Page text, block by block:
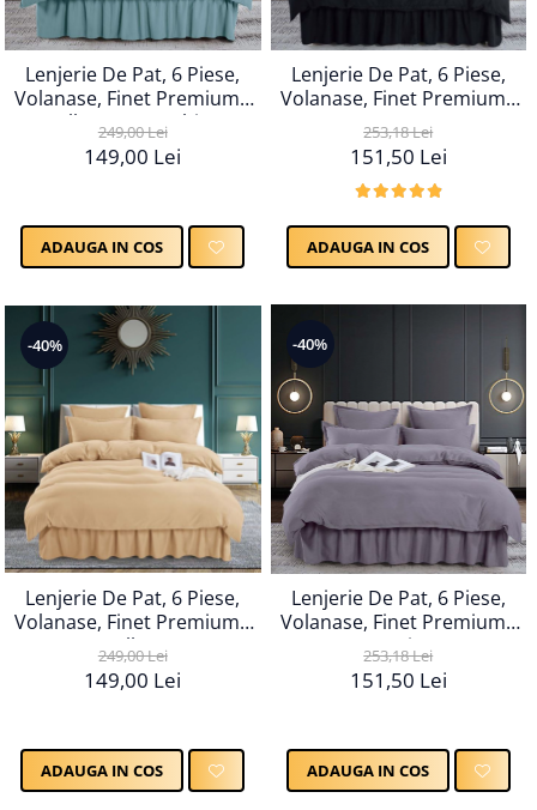
Lenjerie De Pat, 6 Piese,
Volanase, Finet Premium -
Albastru Deschis
249,00 Lei
149,00 Lei
ADAUGA IN COS
Lenjerie De Pat, 6 Piese,
Volanase, Finet Premium -
Negru
253,18 Lei
151,50 Lei
ADAUGA IN COS
-40%
Lenjerie De Pat, 6 Piese,
Volanase, Finet Premium -
Galben
249,00 Lei
149,00 Lei
ADAUGA IN COS
-40%
Lenjerie De Pat, 6 Piese,
Volanase, Finet Premium -
Gri
253,18 Lei
151,50 Lei
ADAUGA IN COS